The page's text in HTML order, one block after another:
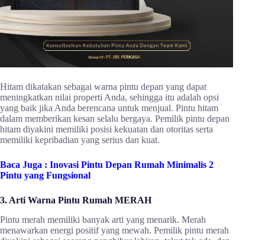
Hitam dikatakan sebagai warna pintu depan yang dapat
meningkatkan nilai properti Anda, sehingga itu adalah opsi
yang baik jika Anda berencana untuk menjual. Pintu hitam
dalam memberikan kesan selalu bergaya. Pemilik pintu depan
hitam diyakini memiliki posisi kekuatan dan otoritas serta
memiliki kepribadian yang serius dan kuat.
Baca Juga : Inovasi Pintu Depan Rumah Minimalis 2
Pintu yang Fungsional
3. Arti Warna Pintu Rumah MERAH
Pintu merah memiliki banyak arti yang menarik. Merah
menawarkan energi positif yang mewah. Pemilik pintu merah